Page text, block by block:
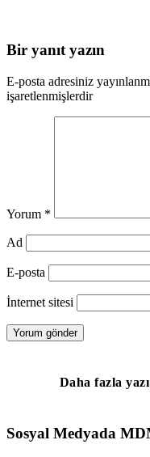
Bir yanıt yazın
E-posta adresiniz
işaretlenmişlerdir
Yorum *
Ad
E-posta
İnternet sitesi
Daha fazla
Sosyal Medyada